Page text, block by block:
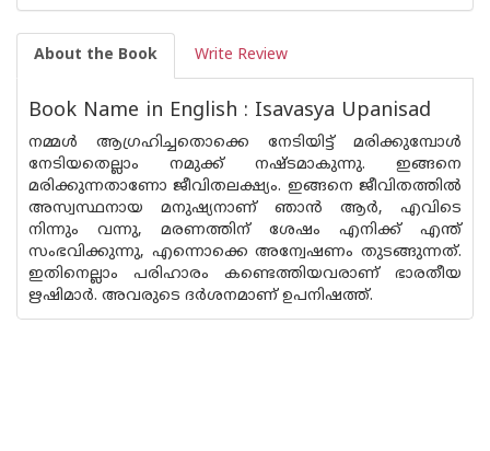
About the Book Write Review
Book Name in English : Isavasya Upanisad
നമ്മള്‍ ആഗ്രഹിച്ചതൊക്കെ നേടിയിട്ട് മരിക്കുമ്പോള്‍
നേടിയതെല്ലാം നമുക്ക് നഷ്ടമാകുന്നു. ഇങ്ങനെ
മരിക്കുന്നതാണോ ജീവിതലക്ഷ്യം. ഇങ്ങനെ ജീവിതത്തില്‍
അസ്വസ്ഥനായ മനുഷ്യനാണ് ഞാന്‍ ആര്‍, എവിടെ
നിന്നും വന്നു, മരണത്തിന് ശേഷം എനിക്ക് എന്ത്
സംഭവിക്കുന്നു, എന്നൊക്കെ അന്വേഷണം തുടങ്ങുന്നത്.
ഇതിനെല്ലാം പരിഹാരം കണ്ടെത്തിയവരാണ് ഭാരതീയ
ഋഷിമാര്‍. അവരുടെ ദര്‍ശനമാണ് ഉപനിഷത്ത്.